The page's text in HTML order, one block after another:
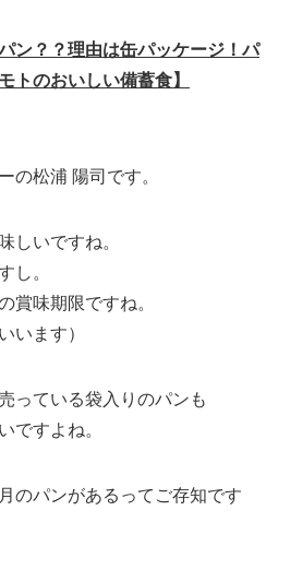
ン？？理由は缶パッケージ！パ
のおいしい備蓄食】
の松浦 陽司です。
しいですね。
し。
賞味期限ですね。
います）
っている袋入りのパンも
ですよね。
のパンがあるってご存知です